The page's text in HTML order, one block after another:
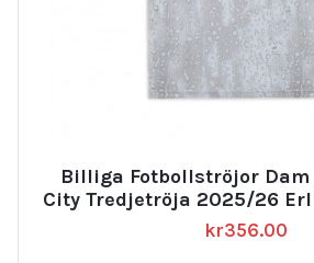
Billiga Fotbollströjor
City Tredjetröja 2025/26
kr356.00